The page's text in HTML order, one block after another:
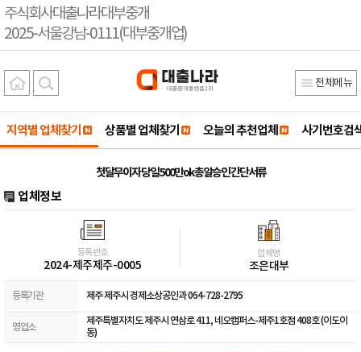
주식회사대출나라대부중개
2025-서울강남-0111(대부중개업)
전체메뉴
지역별 업체찾기 상품별 업체찾기 오늘의 추천업체 사기번호검
첫달무이자 당일 500만ok 총알승인 간단서류
업체정보
등록번호
2024-제주제주-0005
업체명
조은대부
등록기관 제주 제주시 경제소상공인과 064-728-2795
영업소
제주특별자치도 제주시 연삼로 411, 네오캠퍼스-제주1호점 408호 (이도이
동)